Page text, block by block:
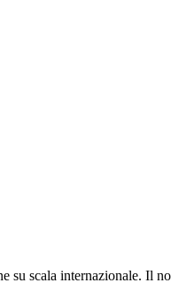
scala internazionale. Il